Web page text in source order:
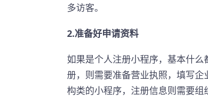
多访客。
2.准备好申请资料
如果是个人注册小程序，基本什
册，则需要准备营业执照，填写
构类的小程序，注册信息则需要